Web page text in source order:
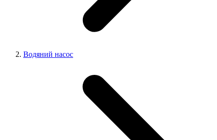
Водяний насос